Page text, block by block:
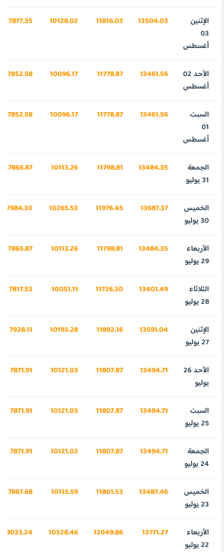
الإثنين
03
أغسطس
13504.03
11816.03
10128.02
7877.35
الأحد 02
أغسطس
13461.56
11778.87
10096.17
7852.58
السبت
01
أغسطس
13461.56
11778.87
10096.17
7852.58
الجمعة
31 يوليو
13484.35
11798.81
10113.26
7865.87
الخميس
30 يوليو
13687.37
11976.45
10265.53
7984.30
الأربعاء
29 يوليو
13484.35
11798.81
10113.26
7865.87
الثلاثاء
28 يوليو
13401.49
11726.30
10051.11
7817.53
الإثنين
27 يوليو
13591.04
11892.16
10193.28
7928.11
الأحد 26
يوليو
13494.71
11807.87
10121.03
7871.91
السبت
25 يوليو
13494.71
11807.87
10121.03
7871.91
الجمعة
24 يوليو
13494.71
11807.87
10121.03
7871.91
الخميس
23 يوليو
13487.46
11801.53
10115.59
7867.68
الأربعاء
22 يوليو
13771.27
12049.86
10328.46
8033.24